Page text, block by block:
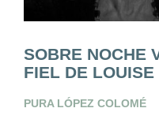
SOBRE NOCHE
FIEL DE LOUISE
PURA LÓPEZ COLOMÉ